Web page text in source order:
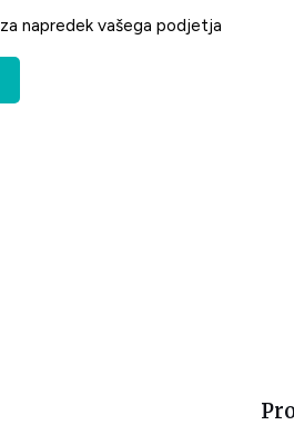
napredek vašega podjetja